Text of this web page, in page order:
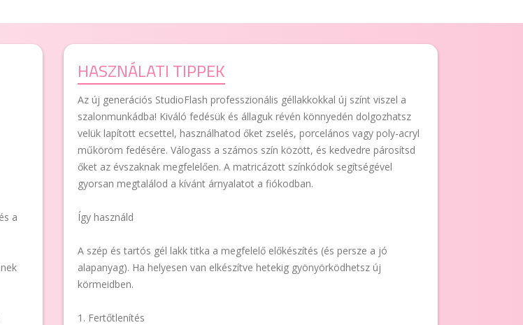
a
HASZNÁLATI TIPPEK
Az új generációs StudioFlash professzionális géllakkokkal új színt viszel a
szalonmunkádba! Kiváló fedésük és állaguk révén könnyedén dolgozhatsz
velük lapított ecsettel, használhatod őket zselés, porcelános vagy poly-acryl
műköröm fedésére. Válogass a számos szín között, és kedvedre párosítsd
őket az évszaknak megfelelően. A matricázott színkódok segítségével
gyorsan megtalálod a kívánt árnyalatot a fiókodban.
Így használd
A szép és tartós gél lakk titka a megfelelő előkészítés (és persze a jó
alapanyag). Ha helyesen van elkészítve hetekig gyönyörködhetsz új
körmeidben.
1. Fertőtlenítés